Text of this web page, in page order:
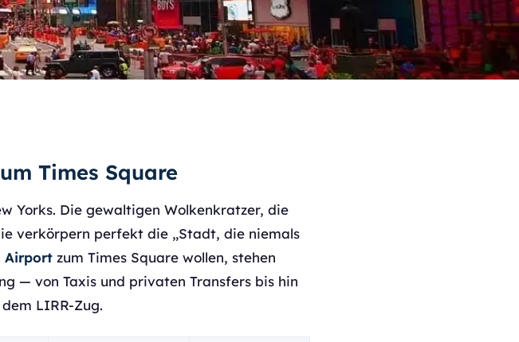
Times Square
Yorks. Die gewaltigen Wolkenkratzer, die
verkörpern perfekt die „Stadt, die niemals
Airport zum Times Square wollen, stehen
— von Taxis und privaten Transfers bis hin
LIRR-Zug.